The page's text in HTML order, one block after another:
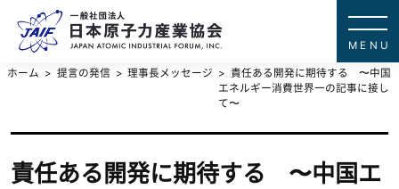
ホーム 提言の発信 理事長メッセージ
責任ある開発に期待する 〜中国
エネルギー消費世界一の記事に接し
て〜
責任ある開発に期待する 〜中国エ